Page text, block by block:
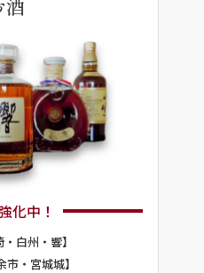
化中！
白州・響】
・宮城城】